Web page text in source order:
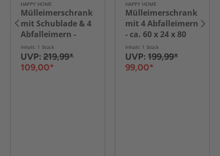
HAPPY HOME
Mülleimerschrank
mit Schublade & 4
Abfalleimern -
ca. 62 x 25 x 90 cm
- Weiß
Inhalt: 1 Stück
UVP: 219,99*
109,00*
HAPPY HOME
Mülleimerschrank
mit 4 Abfalleimern
- ca. 60 x 24 x 80
cm - Weiß
Inhalt: 1 Stück
UVP: 199,99*
99,00*